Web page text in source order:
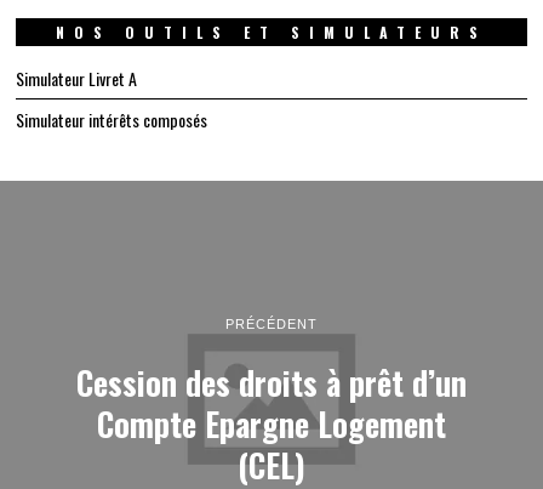
NOS OUTILS ET SIMULATEURS
Simulateur Livret A
Simulateur intérêts composés
PRÉCÉDENT
Cession des droits à prêt d’un
Compte Epargne Logement
(CEL)